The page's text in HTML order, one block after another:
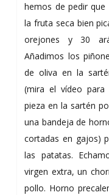
hemos de pedir
la fruta seca bien
orejones y 30
Añadimos los
de oliva en la
(mira el vídeo
pieza en la sartén
una bandeja de
cortadas en gajos)
las patatas.
virgen extra, un
pollo. Horno